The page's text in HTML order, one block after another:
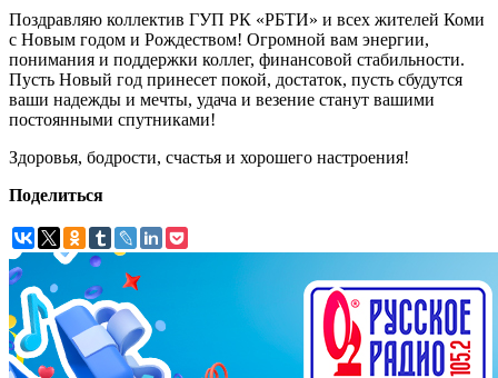
Поздравляю коллектив ГУП РК «РБТИ» и всех жителей Коми
с Новым годом и Рождеством! Огромной вам энергии,
понимания и поддержки коллег, финансовой стабильности.
Пусть Новый год принесет покой, достаток, пусть сбудутся
ваши надежды и мечты, удача и везение станут вашими
постоянными спутниками!
Здоровья, бодрости, счастья и хорошего настроения!
Поделиться